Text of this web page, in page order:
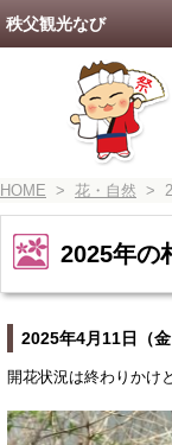
HOME > 花・自然 >
2025年の
2025年4月11日（金
開花状況は終わりかけ
秩父観光なび